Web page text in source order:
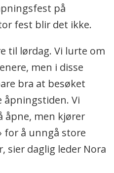
på
fest blir det ikke.
til lørdag. Vi lurte om
men i disse
bra at besøket
åpningstiden. Vi
åpne, men kjører
for å unngå store
sier daglig leder Nora